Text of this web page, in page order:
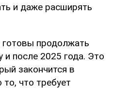
и даже расширять
продолжать
и после 2025 года. Это
закончится в
что требует